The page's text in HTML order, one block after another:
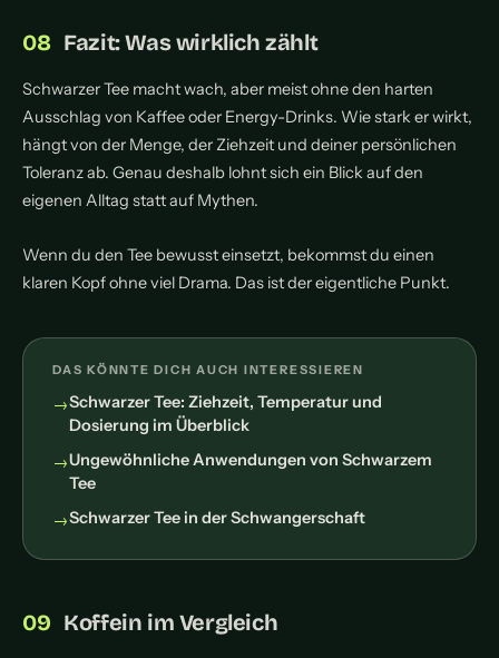
Fazit: Was wirklich zählt
Schwarzer Tee macht wach, aber meist ohne den harten
Ausschlag von Kaffee oder Energy-Drinks. Wie stark er wirkt,
hängt von der Menge, der Ziehzeit und deiner persönlichen
Toleranz ab. Genau deshalb lohnt sich ein Blick auf den
eigenen Alltag statt auf Mythen.
Wenn du den Tee bewusst einsetzt, bekommst du einen
klaren Kopf ohne viel Drama. Das ist der eigentliche Punkt.
DAS KÖNNTE DICH AUCH INTERESSIEREN
Schwarzer Tee: Ziehzeit, Temperatur und
Dosierung im Überblick
Ungewöhnliche Anwendungen von Schwarzem
Tee
Schwarzer Tee in der Schwangerschaft
Koffein im Vergleich